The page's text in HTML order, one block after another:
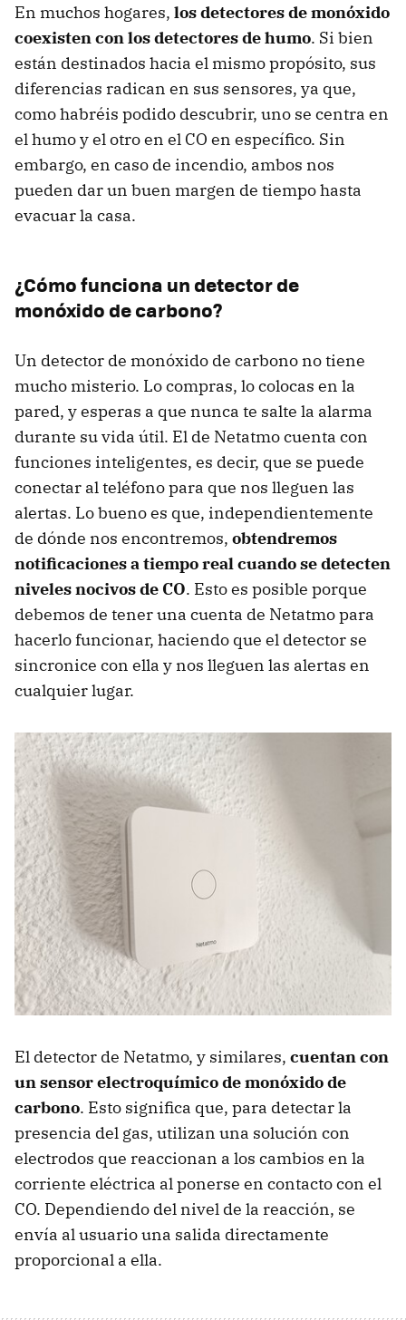
En muchos hogares, los detectores de monóxido
coexisten con los detectores de humo. Si bien
están destinados hacia el mismo propósito, sus
diferencias radican en sus sensores, ya que,
como habréis podido descubrir, uno se centra en
el humo y el otro en el CO en específico. Sin
embargo, en caso de incendio, ambos nos
pueden dar un buen margen de tiempo hasta
evacuar la casa.
¿Cómo funciona un detector de
monóxido de carbono?
Un detector de monóxido de carbono no tiene
mucho misterio. Lo compras, lo colocas en la
pared, y esperas a que nunca te salte la alarma
durante su vida útil. El de Netatmo cuenta con
funciones inteligentes, es decir, que se puede
conectar al teléfono para que nos lleguen las
alertas. Lo bueno es que, independientemente
de dónde nos encontremos, obtendremos
notificaciones a tiempo real cuando se detecten
niveles nocivos de CO. Esto es posible porque
debemos de tener una cuenta de Netatmo para
hacerlo funcionar, haciendo que el detector se
sincronice con ella y nos lleguen las alertas en
cualquier lugar.
El detector de Netatmo, y similares, cuentan con
un sensor electroquímico de monóxido de
carbono. Esto significa que, para detectar la
presencia del gas, utilizan una solución con
electrodos que reaccionan a los cambios en la
corriente eléctrica al ponerse en contacto con el
CO. Dependiendo del nivel de la reacción, se
envía al usuario una salida directamente
proporcional a ella.